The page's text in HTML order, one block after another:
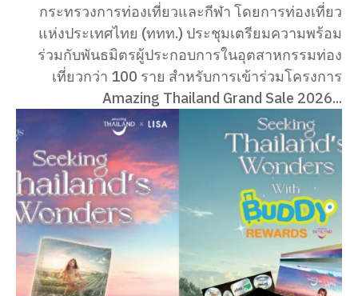
กระทรวงการท่องเที่ยวและกีฬา โดยการท่องเที่ยว
แห่งประเทศไทย (ททท.) ประชุมเตรียมความพร้อม
ร่วมกับพันธมิตรผู้ประกอบการในอุตสาหกรรมท่อง
เที่ยวกว่า 100 ราย สำหรับการเข้าร่วมโครงการ
Amazing Thailand Grand Sale 2026...